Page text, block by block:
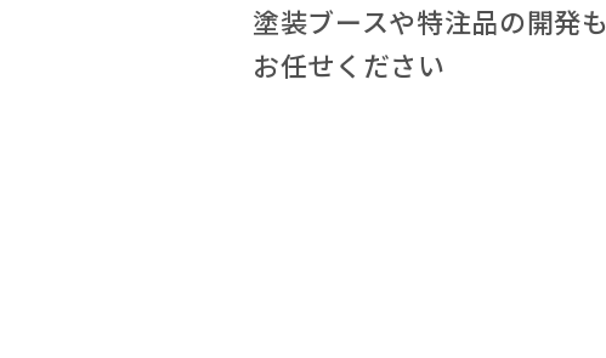
塗装ブースや特注品の開発も
お任せください